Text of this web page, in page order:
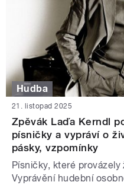
Hudba
21. listopad 2025
Zpěvák Laďa Kerndl
písničky a vypráví o
pásky, vzpomínky
Písničky, které
Vyprávění hudební